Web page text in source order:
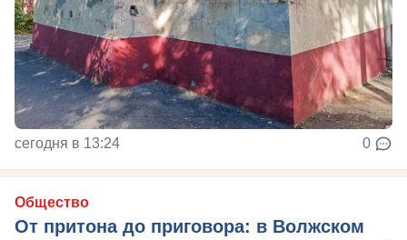
сегодня в 13:24 0
Общество
От притона до приговора: в Волжском